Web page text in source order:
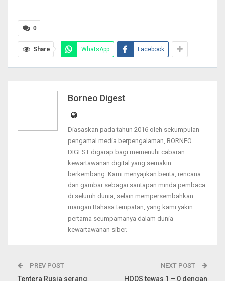
0
Share WhatsApp Facebook
Borneo Digest
Diasaskan pada tahun 2016 oleh sekumpulan
pengamal media berpengalaman, BORNEO
DIGEST digarap bagi memenuhi cabaran
kewartawanan digital yang semakin
berkembang. Kami menyajikan berita, rencana
dan gambar sebagai santapan minda pembaca
di seluruh dunia, selain mempersembahkan
ruangan Bahasa tempatan, yang kami yakin
pertama seumpamanya dalam dunia
kewartawanan siber.
PREV POST
Tentera Rusia serang
NEXT POST
HODS tewas 1 – 0 dengan